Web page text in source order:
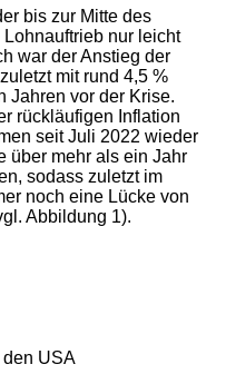
bis zur Mitte des
nur leicht
war der Anstieg der
mit rund 4,5 %
Jahren vor der Krise.
rückläufigen Inflation
seit Juli 2022 wieder
über mehr als ein Jahr
sodass zuletzt im
noch eine Lücke von
Abbildung 1).